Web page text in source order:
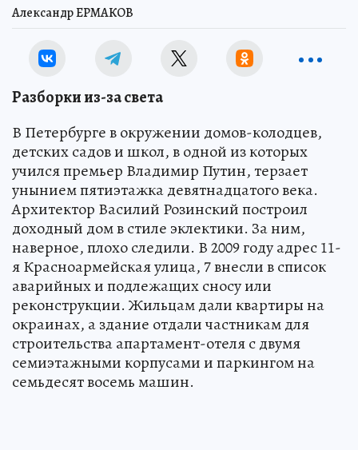
Александр ЕРМАКОВ
Разборки из-за света
В Петербурге в окружении домов-колодцев,
детских садов и школ, в одной из которых
учился премьер Владимир Путин, терзает
унынием пятиэтажка девятнадцатого века.
Архитектор Василий Розинский построил
доходный дом в стиле эклектики. За ним,
наверное, плохо следили. В 2009 году адрес 11-
я Красноармейская улица, 7 внесли в список
аварийных и подлежащих сносу или
реконструкции. Жильцам дали квартиры на
окраинах, а здание отдали частникам для
строительства апартамент-отеля с двумя
семиэтажными корпусами и паркингом на
семьдесят восемь машин.